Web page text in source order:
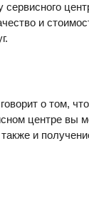
и
о том,
центре вы
и